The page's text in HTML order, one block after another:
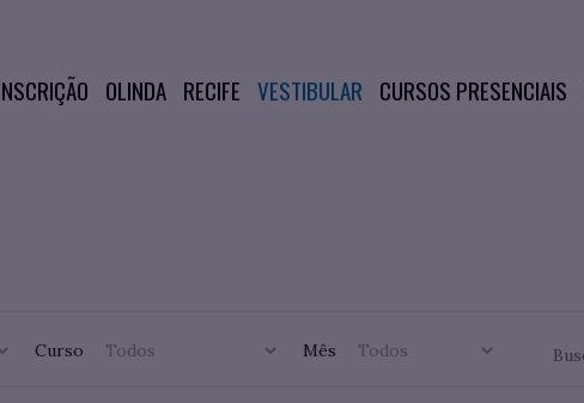
OLINDA RECIFE VESTIBULAR CURSOS PRESENCIAIS
Curso Mês